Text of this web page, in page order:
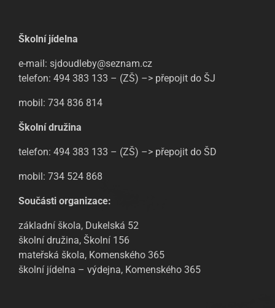
Školní jídelna
e-mail: sjdoudleby@seznam.cz
telefon: 494 383 133 – (ZŠ) –> přepojit do ŠJ
mobil: 734 836 814
Školní družina
telefon: 494 383 133 – (ZŠ) –> přepojit do ŠD
mobil: 734 524 868
Součásti organizace:
základní škola, Dukelská 52
školní družina, Školní 156
mateřská škola, Komenského 365
školní jídelna – výdejna, Komenského 365